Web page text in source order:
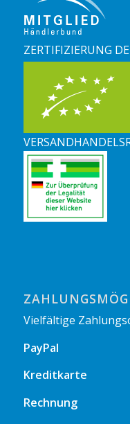
ZERTIFIZIERUNG
Vielfältige
PayPal
Kreditkarte
Rechnung